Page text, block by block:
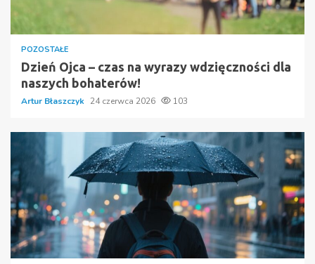
POZOSTAŁE
Dzień Ojca – czas na wyrazy wdzięczności dla
naszych bohaterów!
Artur Błaszczyk 24 czerwca 2026 103